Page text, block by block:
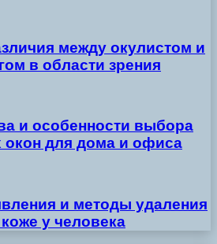
между окулистом и
в области зрения
и особенности выбора
окон для дома и офиса
и методы удаления
у человека